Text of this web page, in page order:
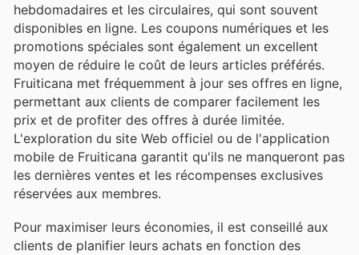
hebdomadaires et les circulaires, qui sont souvent
disponibles en ligne. Les coupons numériques et les
promotions spéciales sont également un excellent
moyen de réduire le coût de leurs articles préférés.
Fruiticana met fréquemment à jour ses offres en ligne,
permettant aux clients de comparer facilement les
prix et de profiter des offres à durée limitée.
L'exploration du site Web officiel ou de l'application
mobile de Fruiticana garantit qu'ils ne manqueront pas
les dernières ventes et les récompenses exclusives
réservées aux membres.
Pour maximiser leurs économies, il est conseillé aux
clients de planifier leurs achats en fonction des